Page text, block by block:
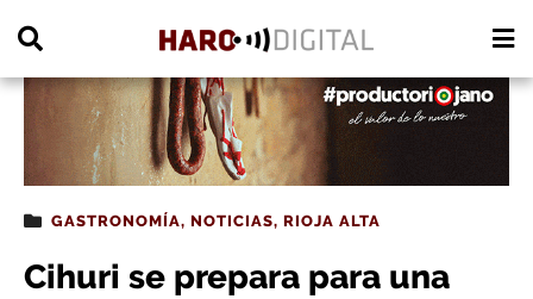
GASTRONOMÍA, NOTICIAS, RIOJA ALTA
Cihuri se prepara para una